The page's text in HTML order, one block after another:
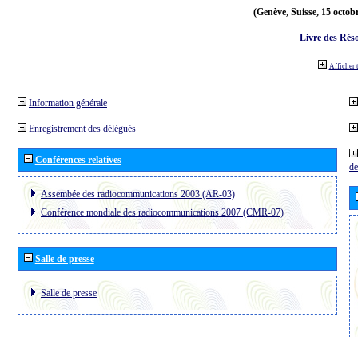
(Genève, Suisse, 15
Livre des
Afficher
Information générale
Enregistrement des délégués
Conférences relatives
Assembée des radiocommunications 2003 (AR-03)
Conférence mondiale des radiocommunications 2007 (CMR-07)
Salle de presse
Salle de presse